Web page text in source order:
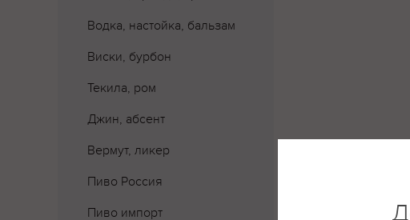
Водка, настойка, бальзам
Виски, бурбон
Текила, ром
Джин, абсент
Вермут, ликер
Пиво Россия
Пиво импорт